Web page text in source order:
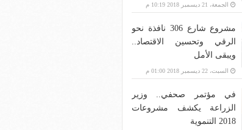
الجمعة، 21 ديسمبر 2018 10:19 م
مشروع شارع 306 نافذة نحو
الرقي وتحسين الاقتصاد..
ويبقى الأمل
السبت، 22 ديسمبر 2018 01:00 م
في مؤتمر صحفي.. وزير
الزراعة يكشف مشروعات
2018 التنموية